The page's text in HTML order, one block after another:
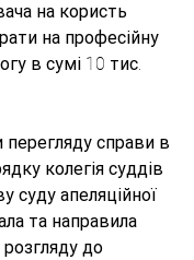
на користь
на професійну
в сумі 10 тис.
перегляду справи в
колегія суддів
суду апеляційної
та направила
до